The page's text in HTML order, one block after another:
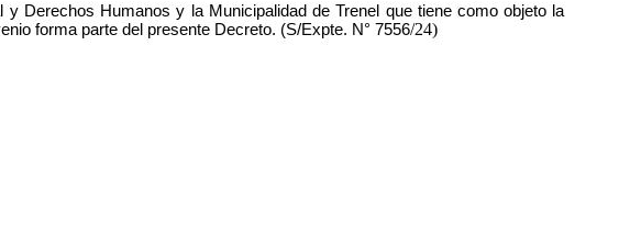
Derechos Humanos y la Municipalidad de Trenel que tiene como objeto la
forma parte del presente Decreto. (S/Expte. N° 7556/24)